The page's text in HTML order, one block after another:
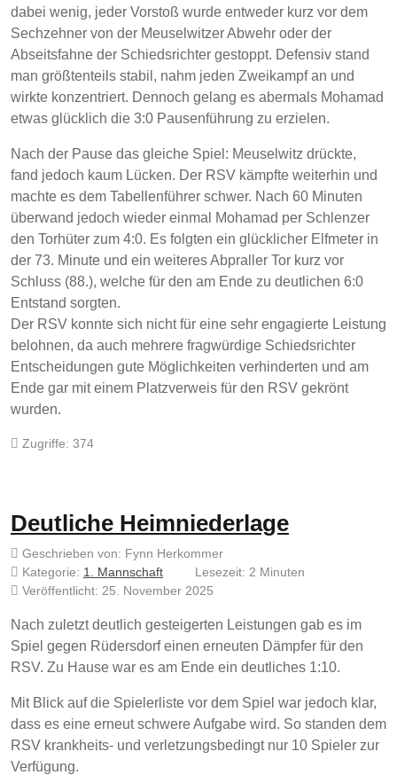
dabei wenig, jeder Vorstoß wurde entweder kurz vor dem
Sechzehner von der Meuselwitzer Abwehr oder der
Abseitsfahne der Schiedsrichter gestoppt. Defensiv stand
man größtenteils stabil, nahm jeden Zweikampf an und
wirkte konzentriert. Dennoch gelang es abermals Mohamad
etwas glücklich die 3:0 Pausenführung zu erzielen.
Nach der Pause das gleiche Spiel: Meuselwitz drückte,
fand jedoch kaum Lücken. Der RSV kämpfte weiterhin und
machte es dem Tabellenführer schwer. Nach 60 Minuten
überwand jedoch wieder einmal Mohamad per Schlenzer
den Torhüter zum 4:0. Es folgten ein glücklicher Elfmeter in
der 73. Minute und ein weiteres Abpraller Tor kurz vor
Schluss (88.), welche für den am Ende zu deutlichen 6:0
Entstand sorgten.
Der RSV konnte sich nicht für eine sehr engagierte Leistung
belohnen, da auch mehrere fragwürdige Schiedsrichter
Entscheidungen gute Möglichkeiten verhinderten und am
Ende gar mit einem Platzverweis für den RSV gekrönt
wurden.
Zugriffe: 374
Deutliche Heimniederlage
Geschrieben von: Fynn Herkommer
Kategorie: 1. Mannschaft
Lesezeit: 2 Minuten
Veröffentlicht: 25. November 2025
Nach zuletzt deutlich gesteigerten Leistungen gab es im
Spiel gegen Rüdersdorf einen erneuten Dämpfer für den
RSV. Zu Hause war es am Ende ein deutliches 1:10.
Mit Blick auf die Spielerliste vor dem Spiel war jedoch klar,
dass es eine erneut schwere Aufgabe wird. So standen dem
RSV krankheits- und verletzungsbedingt nur 10 Spieler zur
Verfügung.